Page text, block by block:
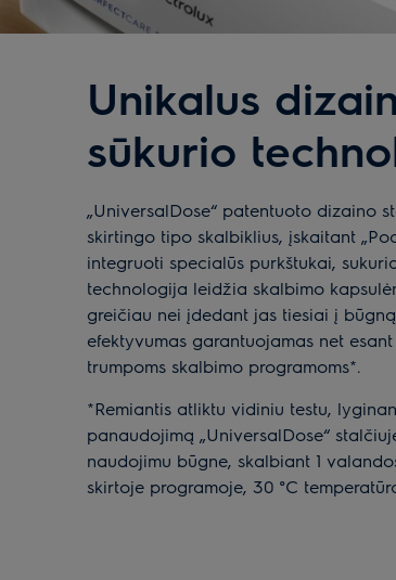
Unikalus
sūkurio
„UniversalDose“ patentuoto dizaino
skirtingo tipo skalbiklius, įskaitant
integruoti specialūs purkštukai,
technologija leidžia skalbimo
greičiau nei įdedant jas tiesiai į
efektyvumas garantuojamas net
trumpoms skalbimo programoms*.
*Remiantis atliktu vidiniu testu,
panaudojimą „UniversalDose“
naudojimu būgne, skalbiant 1
skirtoje programoje, 30 °C